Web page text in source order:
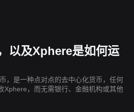
以及Xphere是如何运
，是一种点对点的去中心化货币，任何
Xphere，而无需银行、金融机构或其他